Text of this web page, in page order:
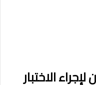
الاختبار